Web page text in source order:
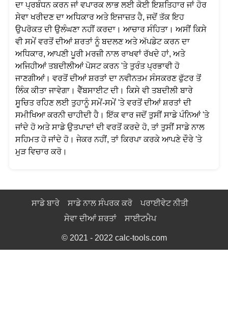
ਦਾ ਪ੍ਰਬੰਧਨ ਕਰਨ ਜਾਂ ਵਪਾਰਕ ਲਾਭ ਲਈ ਕੋਈ ਇਸ਼ਤਿਹਾਰ ਜਾਂ ਹੋਰ
ਸੇਵਾ ਖਰੀਦਣ ਦਾ ਅਧਿਕਾਰ ਅਤੇ ਇਜਾਜ਼ਤ ਹੈ, ਜਦੋਂ ਤੱਕ ਇਹ
ਉਪਰੋਕਤ ਦੀ ਉਲੰਘਣਾ ਨਹੀਂ ਕਰਦਾ। ਆਚਾਰ ਸੰਹਿਤਾ। ਅਸੀਂ ਕਿਸੇ
ਵੀ ਸਮੇਂ ਵਰਤੋਂ ਦੀਆਂ ਸ਼ਰਤਾਂ ਨੂੰ ਬਦਲਣ ਅਤੇ ਅੱਪਡੇਟ ਕਰਨ ਦਾ
ਅਧਿਕਾਰ, ਆਪਣੀ ਪੂਰੀ ਮਰਜ਼ੀ ਨਾਲ ਰਾਖਵਾਂ ਰੱਖਦੇ ਹਾਂ, ਅਤੇ
ਅਜਿਹੀਆਂ ਤਬਦੀਲੀਆਂ ਪੋਸਟ ਕਰਨ 'ਤੇ ਤੁਰੰਤ ਪ੍ਰਭਾਵੀ ਹੋ
ਜਾਣਗੀਆਂ। ਵਰਤੋਂ ਦੀਆਂ ਸ਼ਰਤਾਂ ਦਾ ਨਵੀਨਤਮ ਸੰਸਕਰਣ ਫੁੱਟਰ ਤੋਂ
ਲਿੰਕ ਕੀਤਾ ਜਾਵੇਗਾ। ਵੈੱਬਸਾਈਟ ਦੀ। ਕਿਸੇ ਵੀ ਤਬਦੀਲੀ ਬਾਰੇ
ਸੂਚਿਤ ਰਹਿਣ ਲਈ ਤੁਹਾਨੂੰ ਸਮੇਂ-ਸਮੇਂ 'ਤੇ ਵਰਤੋਂ ਦੀਆਂ ਸ਼ਰਤਾਂ ਦੀ
ਸਮੀਖਿਆ ਕਰਨੀ ਚਾਹੀਦੀ ਹੈ। ਇੱਕ ਵਾਰ ਜਦੋਂ ਤੁਸੀਂ ਸਾਡੇ ਪੰਨਿਆਂ 'ਤੇ
ਜਾਂਦੇ ਹੋ ਅਤੇ ਸਾਡੇ ਉਤਪਾਦਾਂ ਦੀ ਵਰਤੋਂ ਕਰਦੇ ਹੋ, ਤਾਂ ਤੁਸੀਂ ਸਾਡੇ ਨਾਲ
ਸਹਿਮਤ ਹੋ ਜਾਂਦੇ ਹੋ। ਜੇਕਰ ਨਹੀਂ, ਤਾਂ ਕਿਰਪਾ ਕਰਕੇ ਆਪਣੇ ਦੌਰੇ 'ਤੇ
ਮੁੜ ਵਿਚਾਰ ਕਰੋ।
ਸਾਡੇ ਬਾਰੇ ਸਾਡੇ ਨਾਲ ਸੰਪਰਕ ਕਰੋ
ਪਰਾਈਵੇਟ ਨੀਤੀ
ਸੇਵਾ ਦੀਆਂ ਸ਼ਰਤਾਂ
ਸਾਈਟਮੈਪ
© 2021 - 2022 calc-tools.com